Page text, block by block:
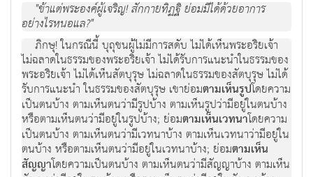
"ข้าแต่พระองค์ผู้เจริญ! สักกายทิฏฐิ ย่อมมีได้ด้วยอาการ
อย่างไรหนอแล?"
ภิกษุ! ในกรณีนี้ บุถุชนผู้ไม่มีการสดับ ไม่ได้เห็นพระอริยเจ้า
ไม่ฉลาดในธรรมของพระอริยเจ้า ไม่ได้รับการแนะนำในธรรมของ
พระอริยเจ้า ไม่ได้เห็นสัตบุรุษ ไม่ฉลาดในธรรมของสัตบุรุษ ไม่ได้
รับการแนะนำ ในธรรมของสัตบุรุษ เขาย่อมตามเห็นรูปโดยความ
เป็นตนบ้าง ตามเห็นตนว่ามีรูปบ้าง ตามเห็นรูปว่ามีอยู่ในตนบ้าง
หรือตามเห็นตนว่ามีอยู่ในรูปบ้าง; ย่อมตามเห็นเวทนาโดยความ
เป็นตนบ้าง ตามเห็นตนว่ามีเวทนาบ้าง ตามเห็นเวทนาว่ามีอยู่ใน
ตนบ้าง หรือตามเห็นตนว่ามีอยู่ในเวทนาบ้าง; ย่อมตามเห็น
สัญญาโดยความเป็นตนบ้าง ตามเห็นตนว่ามีสัญญาบ้าง ตามเห็น